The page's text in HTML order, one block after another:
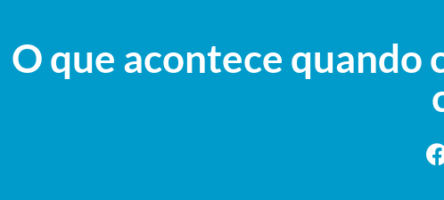
O que acontece quando